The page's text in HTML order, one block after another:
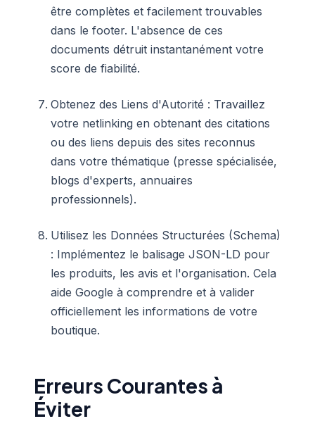
être complètes et facilement trouvables
dans le footer. L'absence de ces
documents détruit instantanément votre
score de fiabilité.
Obtenez des Liens d'Autorité : Travaillez
votre netlinking en obtenant des citations
ou des liens depuis des sites reconnus
dans votre thématique (presse spécialisée,
blogs d'experts, annuaires
professionnels).
Utilisez les Données Structurées (Schema)
: Implémentez le balisage JSON-LD pour
les produits, les avis et l'organisation. Cela
aide Google à comprendre et à valider
officiellement les informations de votre
boutique.
Erreurs Courantes à
Éviter